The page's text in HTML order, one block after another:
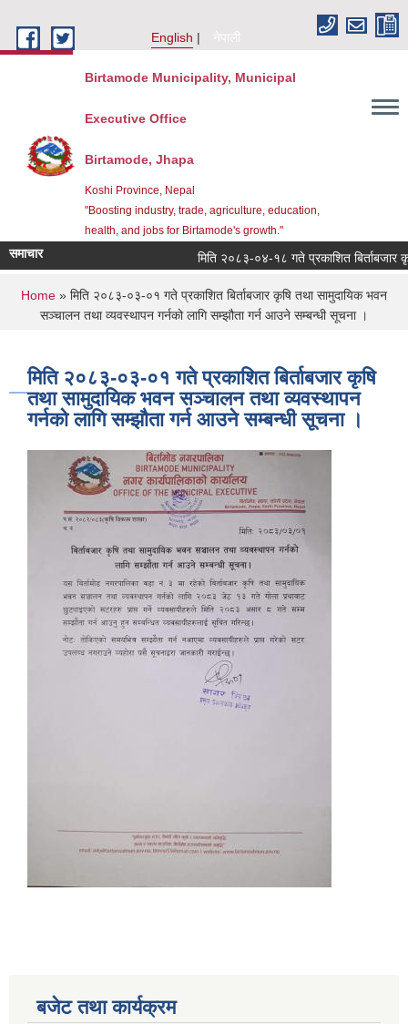
English
नेपाली
Birtamode Municipality, Municipal
Executive Office
Birtamode, Jhapa
Koshi Province, Nepal
"Boosting industry, trade, agriculture, education,
health, and jobs for Birtamode's growth."
समाचार मिति २०८३-०४-१८ गते प्रकाशित बिर्ताबजार
You are here
Home » मिति २०८३-०३-०१ गते प्रकाशित बिर्ताबजार कृषि तथा सामुदायिक भवन
सञ्चालन तथा व्यवस्थापन गर्नको लागि सम्झौता गर्न आउने सम्बन्धी सूचना ।
मिति २०८३-०३-०१ गते प्रकाशित बिर्ताबजार कृषि
तथा सामुदायिक भवन सञ्चालन तथा व्यवस्थापन
गर्नको लागि सम्झौता गर्न आउने सम्बन्धी सूचना ।
बजेट तथा कार्यक्रम